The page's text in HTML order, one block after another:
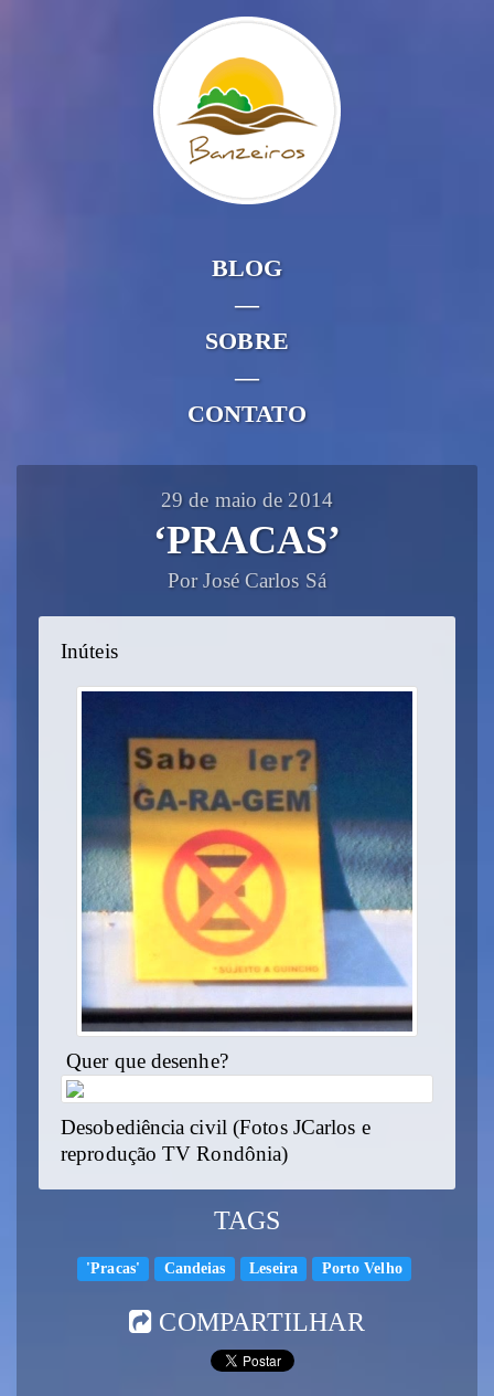
BLOG
—
SOBRE
—
CONTATO
29 de maio de 2014
‘PRACAS’
Por José Carlos Sá
Inúteis
Quer que desenhe?
Desobediência civil (Fotos JCarlos e
reprodução TV Rondônia)
TAGS
'Pracas' Candeias Leseira Porto Velho
COMPARTILHAR